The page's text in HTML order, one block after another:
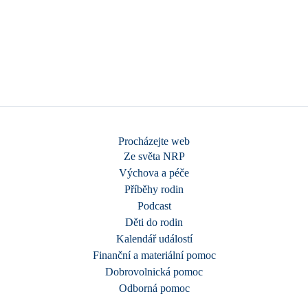
Procházejte web
Ze světa NRP
Výchova a péče
Příběhy rodin
Podcast
Děti do rodin
Kalendář událostí
Finanční a materiální pomoc
Dobrovolnická pomoc
Odborná pomoc